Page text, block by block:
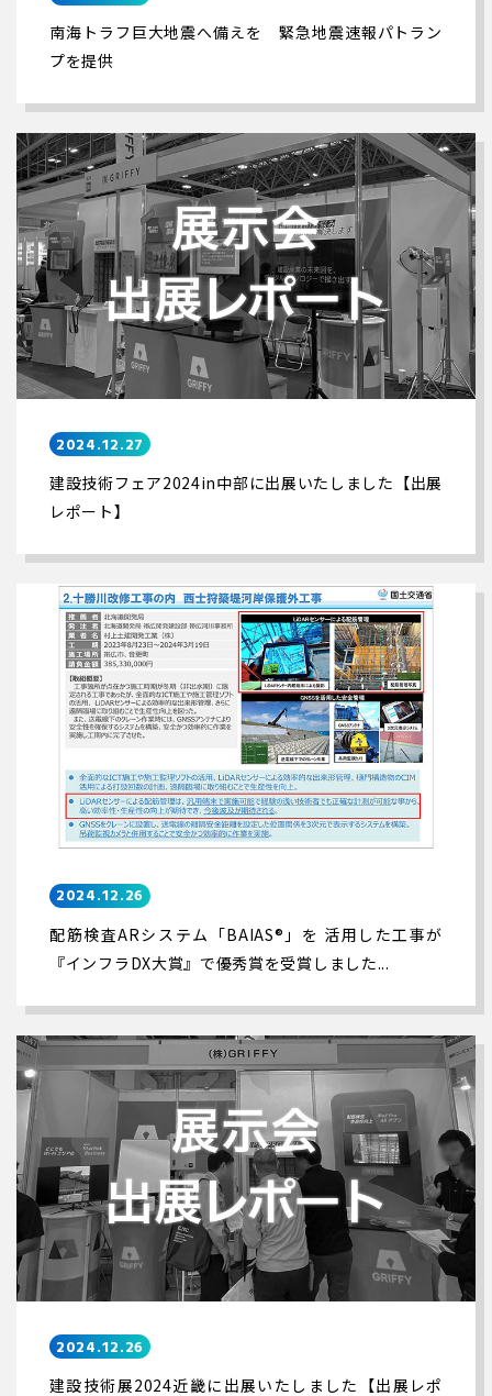
南海トラフ巨大地震へ備えを 緊急地震速報パトラン
プを提供
2024.12.27
建設技術フェア2024in中部に出展いたしました【出展
レポート】
2024.12.26
配筋検査ARシステム「BAIAS®」を 活用した工事が
『インフラDX大賞』で優秀賞を受賞しました...
2024.12.26
建設技術展2024近畿に出展いたしました【出展レポ